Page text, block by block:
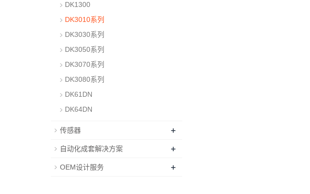
DK1300
DK3010系列
DK3030系列
DK3050系列
DK3070系列
DK3080系列
DK61DN
DK64DN
传感器 +
自动化成套解决方案 +
OEM设计服务 +